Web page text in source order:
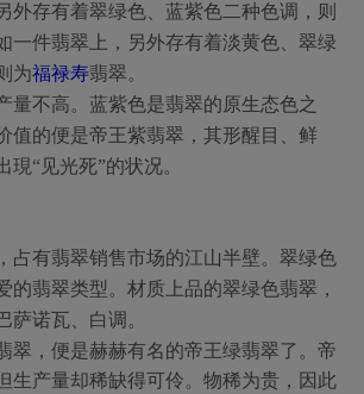
外存有着翠绿色、蓝紫色二种色调，则
一件翡翠上，另外存有着淡黄色、翠绿
为福禄寿翡翠。
量不高。蓝紫色是翡翠的原生态色之
值的便是帝王紫翡翠，其形醒目、鲜
“见光死”的状况。
占有翡翠销售市场的江山半壁。翠绿色
的翡翠类型。材质上品的翠绿色翡翠，
萨诺瓦、白调。
翠，便是赫赫有名的帝王绿翡翠了。帝
生产量却稀缺得可伶。物稀为贵，因此